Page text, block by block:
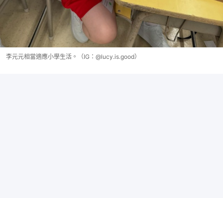
李元元相當適應小學生活。（IG：@lucy.is.good）